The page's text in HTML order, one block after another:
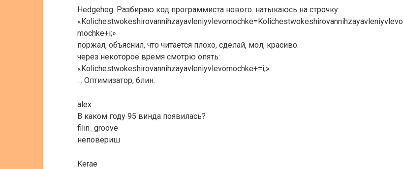
Hedgehog: Разбираю код программиста нового. натыкаюсь на строчку:
«Kolichestwokeshirovannihzayavleniyvlevomochke=Kolichestwokeshirovannihzayavleniyvlevo
mochke+i;»
поржал, объяснил, что читается плохо, сделай, мол, красиво.
через некоторое время смотрю опять:
«Kolichestwokeshirovannihzayavleniyvlevomochke+=i;»
… Оптимизатор, блин.
alex
В каком году 95 винда появилась?
filin_groove
неповериш
Kerae